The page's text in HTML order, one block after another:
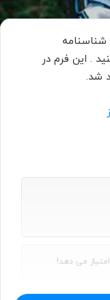
شناسنامه
. این فرم در
شد.
می دهد!